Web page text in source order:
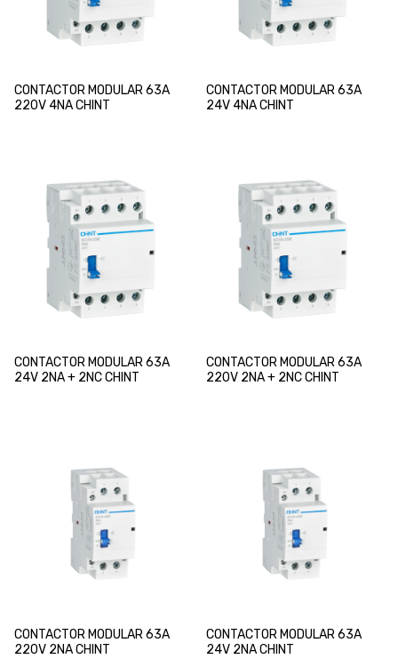
CONTACTOR MODULAR 63A
220V 4NA CHINT
CONTACTOR MODULAR 63A
24V 4NA CHINT
CONTACTOR MODULAR 63A
24V 2NA + 2NC CHINT
CONTACTOR MODULAR 63A
220V 2NA + 2NC CHINT
CONTACTOR MODULAR 63A
220V 2NA CHINT
CONTACTOR MODULAR 63A
24V 2NA CHINT